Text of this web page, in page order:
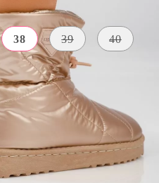
38 39 40
BELSŐ ANYAG
szőrme